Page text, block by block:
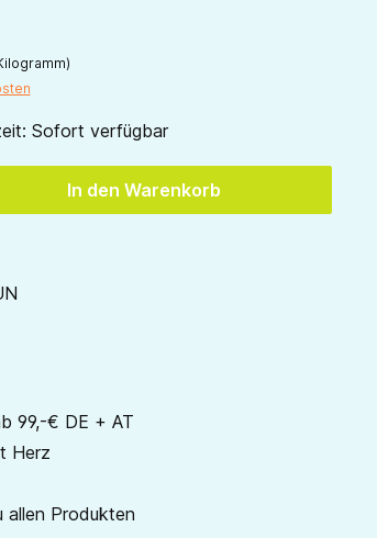
Sofort verfügbar
In den Warenkorb
99,-€ DE + AT
Herz
allen Produkten